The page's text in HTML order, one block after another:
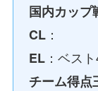
国内カップ
CL ：
EL ：ベス
チーム得点